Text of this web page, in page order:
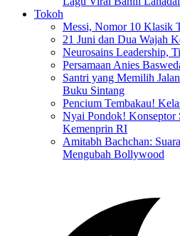
Tokoh
Messi, Nomor 10 Klasik
21 Juni dan Dua Wajah
Neurosains Leadership,
Persamaan Anies
Santri yang Memilih
Buku Sintang
Pencium Tembakau!
Nyai Pondok! Konseptor
Kemenprin RI
Amitabh Bachchan:
Mengubah Bollywood